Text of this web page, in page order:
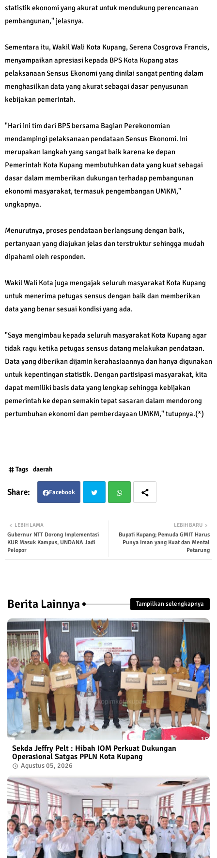
statistik ekonomi yang akurat untuk mendukung perencanaan
pembangunan," jelasnya.
Sementara itu, Wakil Wali Kota Kupang, Serena Cosgrova Francis,
menyampaikan apresiasi kepada BPS Kota Kupang atas
pelaksanaan Sensus Ekonomi yang dinilai sangat penting dalam
menghasilkan data yang akurat sebagai dasar penyusunan
kebijakan pemerintah.
"Hari ini tim dari BPS bersama Bagian Perekonomian
mendampingi pelaksanaan pendataan Sensus Ekonomi. Ini
merupakan langkah yang sangat baik karena ke depan
Pemerintah Kota Kupang membutuhkan data yang kuat sebagai
dasar dalam memberikan dukungan terhadap pembangunan
ekonomi masyarakat, termasuk pengembangan UMKM,"
ungkapnya.
Menurutnya, proses pendataan berlangsung dengan baik,
pertanyaan yang diajukan jelas dan terstruktur sehingga mudah
dipahami oleh responden.
Wakil Wali Kota juga mengajak seluruh masyarakat Kota Kupang
untuk menerima petugas sensus dengan baik dan memberikan
data yang benar sesuai kondisi yang ada.
"Saya mengimbau kepada seluruh masyarakat Kota Kupang agar
tidak ragu ketika petugas sensus datang melakukan pendataan.
Data yang diberikan dijamin kerahasiaannya dan hanya digunakan
untuk kepentingan statistik. Dengan partisipasi masyarakat, kita
dapat memiliki basis data yang lengkap sehingga kebijakan
pemerintah ke depan semakin tepat sasaran dalam mendorong
pertumbuhan ekonomi dan pemberdayaan UMKM," tutupnya.(*)
Tags daerah
Facebook
ter tsap
LEBIH BARU
Bupati Kupang; Pemuda GMIT Harus
Punya Iman yang Kuat dan Mental
Petarung
LEBIH LAMA
Gubernur NTT Dorong Implementasi
KUR Masuk Kampus, UNDANA Jadi
Pelopor
Berita Lainnya Tampilkan selengkapnya
Sekda Jeffry Pelt : Hibah IOM Perkuat Dukungan
Operasional Satgas PPLN Kota Kupang
Agustus 05, 2026